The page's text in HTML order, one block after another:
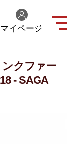
マイページ
クファー
- SAGA